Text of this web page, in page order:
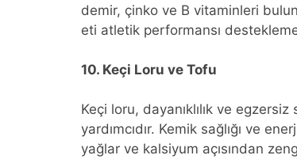
demir, çinko ve B vitaminleri
eti atletik performansı
10. Keçi Loru ve Tofu
Keçi loru, dayanıklılık ve
yardımcıdır. Kemik sağlığı ve
yağlar ve kalsiyum açısından